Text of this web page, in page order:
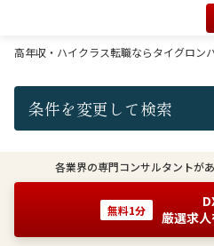
高年収・ハイクラス転職ならタイグロン
条件を変更して検索
各業界の専門コンサルタントが
無料1分
厳選求